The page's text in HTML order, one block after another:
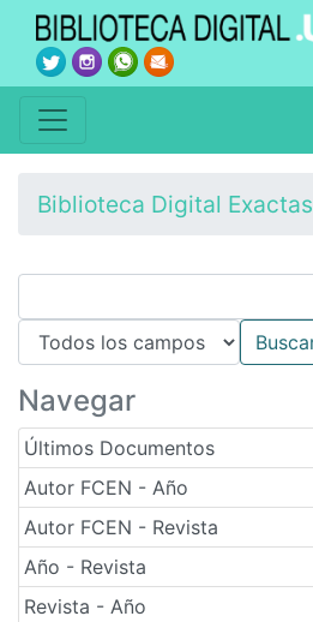
Biblioteca Digital Exactas
Navegar
Últimos Documentos
Autor FCEN - Año
Autor FCEN - Revista
Año - Revista
Revista - Año